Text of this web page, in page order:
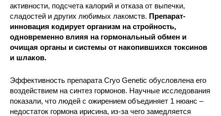
активности, подсчета калорий и отказа от выпечки,
сладостей и других любимых лакомств. Препарат-
инновация кодирует организм на стройность,
одновременно влияя на гормональный обмен и
очищая органы и системы от накопившихся токсинов
и шлаков.
Эффективность препарата Cryo Genetic обусловлена его
воздействием на синтез гормонов. Научные исследования
показали, что людей с ожирением объединяет 1 нюанс –
недостаток гормона ирисина, из-за чего замедляется